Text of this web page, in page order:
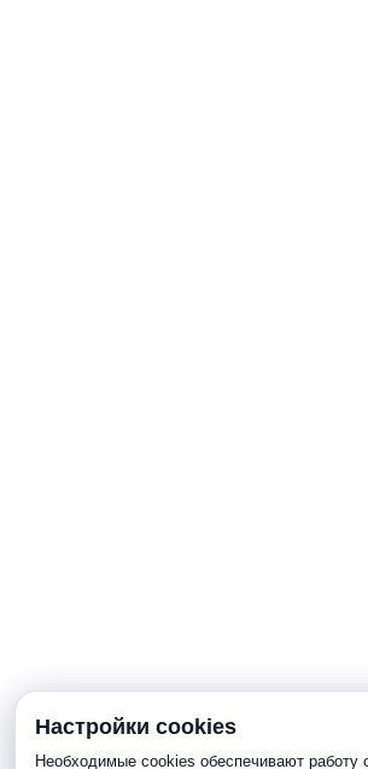
Настройки cookies
Необходимые cookies обеспечивают